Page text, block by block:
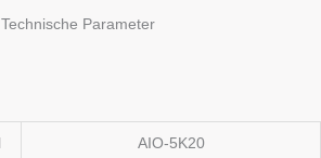
Technische Parameter
AIO-5K20